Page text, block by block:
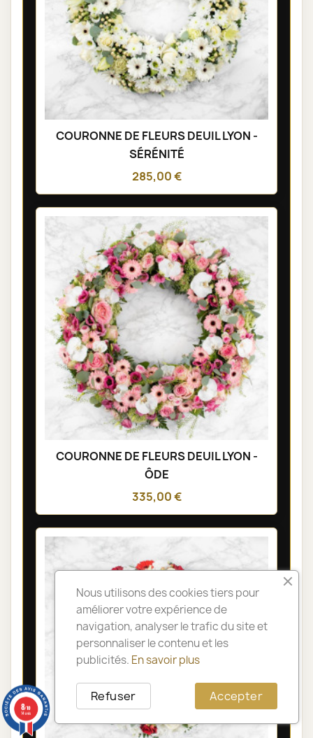
COURONNE DE FLEURS DEUIL LYON -
SÉRÉNITÉ
285,00 €
COURONNE DE FLEURS DEUIL LYON -
ÔDE
335,00 €
Nous utilisons des cookies tiers pour
améliorer votre expérience de
navigation, analyser le trafic du site et
personnaliser le contenu et les
publicités. En savoir plus
Accepter
Refuser
8/10
14 avis